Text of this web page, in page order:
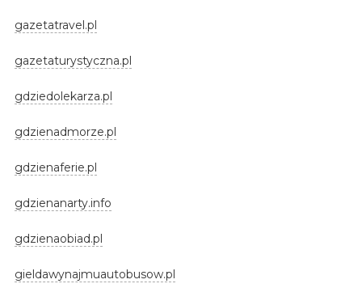
gazetatravel.pl
gazetaturystyczna.pl
gdziedolekarza.pl
gdzienadmorze.pl
gdzienaferie.pl
gdzienanarty.info
gdzienaobiad.pl
gieldawynajmuautobusow.pl